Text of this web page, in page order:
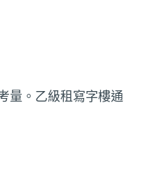
量。乙級租寫字樓通